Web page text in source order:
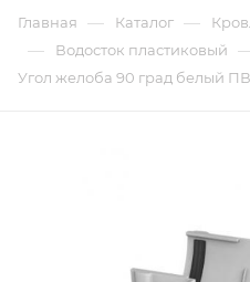
Главная — Каталог —
— Водосток пластиковый
Угол желоба 90 град белый